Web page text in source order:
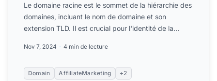
Le domaine racine est le sommet de la hiérarchie des
domaines, incluant le nom de domaine et son
extension TLD. Il est crucial pour l'identité de la
Nov 7, 2024 4 min de lecture
Domain AffiliateMarketing +2